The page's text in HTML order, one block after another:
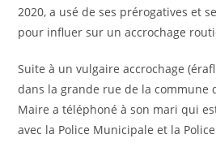
2020, a usé de ses prérogatives et
pour influer sur un accrochage
Suite à un vulgaire accrochage
dans la grande rue de la commune
Maire a téléphoné à son mari qui
avec la Police Municipale et la